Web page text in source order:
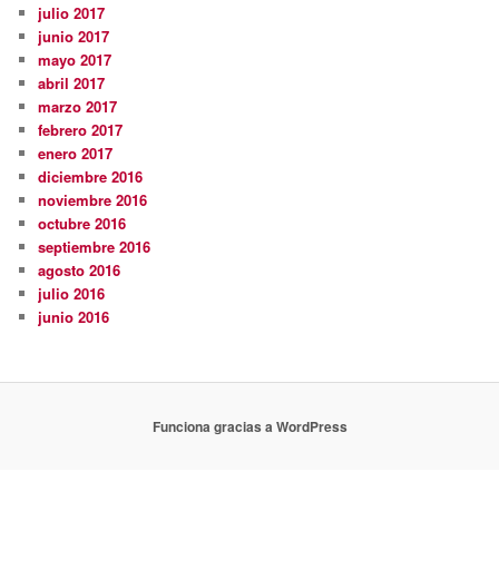
julio 2017
junio 2017
mayo 2017
abril 2017
marzo 2017
febrero 2017
enero 2017
diciembre 2016
noviembre 2016
octubre 2016
septiembre 2016
agosto 2016
julio 2016
junio 2016
Funciona gracias a WordPress